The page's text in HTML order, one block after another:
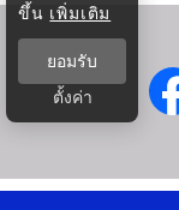
ขึ้น เพิ่มเติม
ยอมรับ
ตั้งค่า